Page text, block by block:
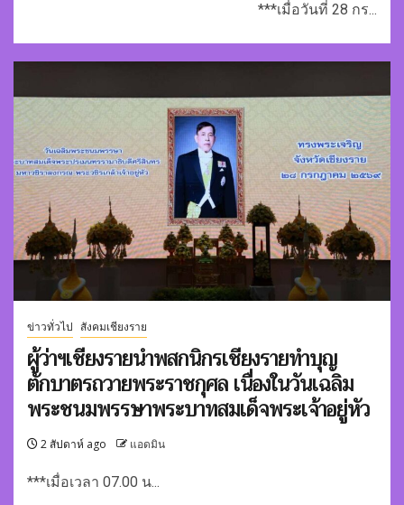
***เมื่อวันที่ 28 กร...
ข่าวทั่วไป สังคมเชียงราย
ผู้ว่าฯเชียงรายนำพสกนิกรเชียงรายทำบุญ
ตักบาตรถวายพระราชกุศล เนื่องในวันเฉลิม
พระชนมพรรษาพระบาทสมเด็จพระเจ้าอยู่หัว
2 สัปดาห์ ago แอดมิน
***เมื่อเวลา 07.00 น...